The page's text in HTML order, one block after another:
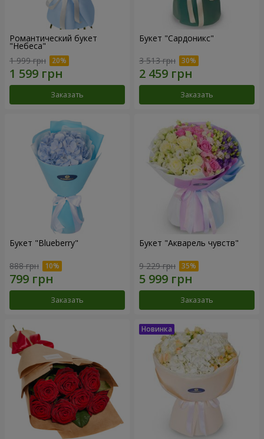
Романтический букет
"Небеса"
1 999 грн
Заказать
Букет "Сардоникс"
3 513 грн
Заказать
Букет "Blueberry"
888 грн
Заказать
Букет "Акварель чувств"
9 229 грн
Заказать